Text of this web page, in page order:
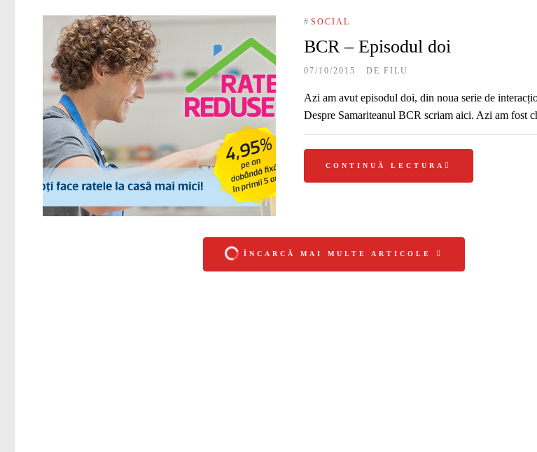
# SOCIAL
BCR – Episodul doi
07/10/2015 DE FILU
Azi am avut episodul doi, din noua serie de
Despre Samariteanul BCR scriam aici. Azi am fost
CONTINUĂ LECTURA
ÎNCARCĂ MAI MULTE ARTICOLE